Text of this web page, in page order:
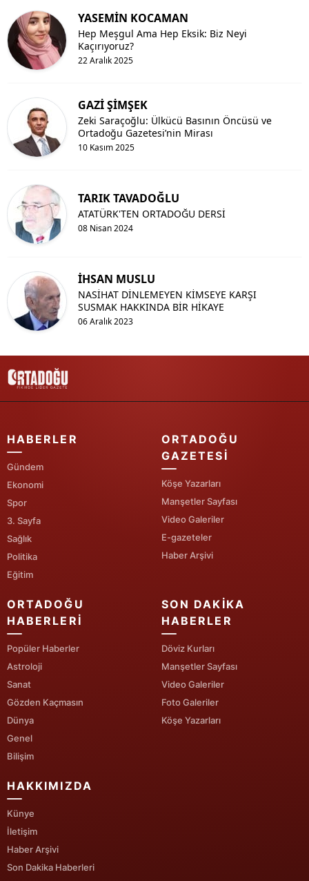
YASEMİN KOCAMAN
22 Aralık 2025
Hep Meşgul Ama Hep Eksik: Biz Neyi
Kaçırıyoruz?
GAZİ ŞİMŞEK
10 Kasım 2025
Zeki Saraçoğlu: Ülkücü Basının Öncüsü ve
Ortadoğu Gazetesi’nin Mirası
TARIK TAVADOĞLU
08 Nisan 2024
ATATÜRK'TEN ORTADOĞU DERSİ
İHSAN MUSLU
06 Aralık 2023
NASİHAT DİNLEMEYEN KİMSEYE KARŞI
SUSMAK HAKKINDA BİR HİKAYE
HABERLER
Gündem
Ekonomi
Spor
3. Sayfa
Sağlık
Politika
Eğitim
ORTADOĞU
GAZETESI
Köşe Yazarları
Manşetler Sayfası
Video Galeriler
E-gazeteler
Haber Arşivi
ORTADOĞU
HABERLERI
Popüler Haberler
Astroloji
Sanat
Gözden Kaçmasın
Dünya
Genel
Bilişim
SON DAKIKA
HABERLER
Döviz Kurları
Manşetler Sayfası
Video Galeriler
Foto Galeriler
Köşe Yazarları
HAKKIMIZDA
Künye
İletişim
Haber Arşivi
Son Dakika Haberleri